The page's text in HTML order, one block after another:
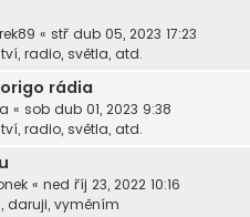
« stř dub 05, 2023 17:23
radio, světla, atd.
rádia
« sob dub 01, 2023 9:38
radio, světla, atd.
« ned říj 23, 2022 10:16
daruji, vyměním